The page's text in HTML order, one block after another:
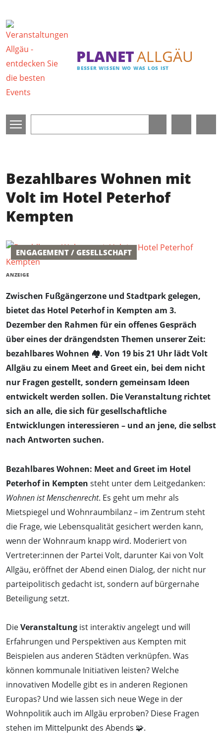
PLANETALLGÄU
BESSER WISSEN WO WAS LOS IST
Bezahlbares Wohnen mit
Volt im Hotel Peterhof
Kempten
ENGAGEMENT / GESELLSCHAFT
ANZEIGE
Zwischen Fußgängerzone und Stadtpark gelegen,
bietet das Hotel Peterhof in Kempten am 3.
Dezember den Rahmen für ein offenes Gespräch
über eines der drängendsten Themen unserer Zeit:
bezahlbares Wohnen 🏘️. Von 19 bis 21 Uhr lädt Volt
Allgäu zu einem Meet and Greet ein, bei dem nicht
nur Fragen gestellt, sondern gemeinsam Ideen
entwickelt werden sollen. Die Veranstaltung richtet
sich an alle, die sich für gesellschaftliche
Entwicklungen interessieren – und an jene, die selbst
nach Antworten suchen.
Bezahlbares Wohnen: Meet and Greet im Hotel
Peterhof in Kempten steht unter dem Leitgedanken:
Wohnen ist Menschenrecht. Es geht um mehr als
Mietspiegel und Wohnraumbilanz – im Zentrum steht
die Frage, wie Lebensqualität gesichert werden kann,
wenn der Wohnraum knapp wird. Moderiert von
Vertreter:innen der Partei Volt, darunter Kai von Volt
Allgäu, eröffnet der Abend einen Dialog, der nicht nur
parteipolitisch gedacht ist, sondern auf bürgernahe
Beteiligung setzt.
DieVeranstaltung ist interaktiv angelegt und will
Erfahrungen und Perspektiven aus Kempten mit
Beispielen aus anderen Städten verknüpfen. Was
können kommunale Initiativen leisten? Welche
innovativen Modelle gibt es in anderen Regionen
Europas? Und wie lassen sich neue Wege in der
Wohnpolitik auch im Allgäu erproben? Diese Fragen
stehen im Mittelpunkt des Abends 🧩.